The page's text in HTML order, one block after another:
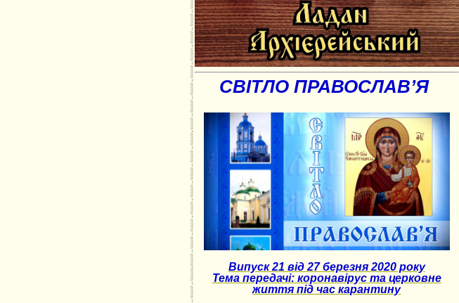
СВІТЛО ПРАВОСЛАВ’Я
Випуск 21 від 27 березня 2020 року
Тема передачі: коронавірус та церковне
життя під час карантину